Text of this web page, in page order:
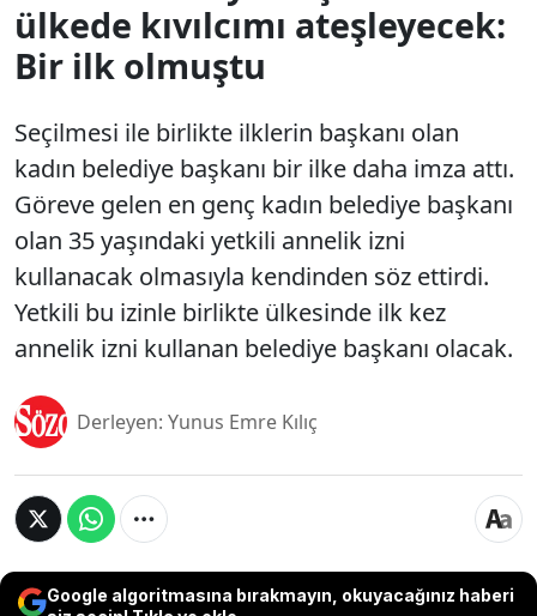
ülkede kıvılcımı ateşleyecek:
Bir ilk olmuştu
Seçilmesi ile birlikte ilklerin başkanı olan
kadın belediye başkanı bir ilke daha imza attı.
Göreve gelen en genç kadın belediye başkanı
olan 35 yaşındaki yetkili annelik izni
kullanacak olmasıyla kendinden söz ettirdi.
Yetkili bu izinle birlikte ülkesinde ilk kez
annelik izni kullanan belediye başkanı olacak.
Derleyen: Yunus Emre Kılıç
Google algoritmasına bırakmayın, okuyacağınız haberi